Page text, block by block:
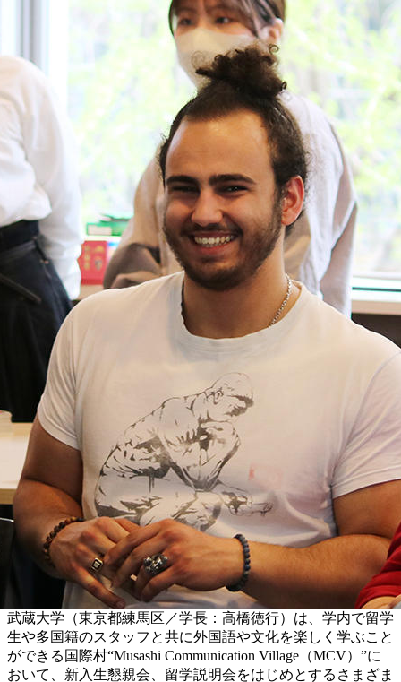
武蔵大学（東京都練馬区／学長：高橋徳行）は、学内で留学
生や多国籍のスタッフと共に外国語や文化を楽しく学ぶこと
ができる国際村“Musashi Communication Village（MCV）”に
おいて、新入生懇親会、留学説明会をはじめとするさまざま